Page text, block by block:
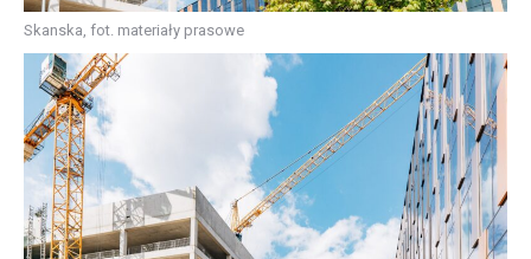
Skanska, fot. materiały prasowe